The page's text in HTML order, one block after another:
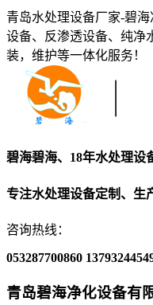
青岛水处理设备厂家-碧
设备、反渗透设备、纯净
装，维护等一体化服务！
碧海碧海、18年水处理设
专注水处理设备定制、生
咨询热线：
053287700860
青岛碧海净化设备有